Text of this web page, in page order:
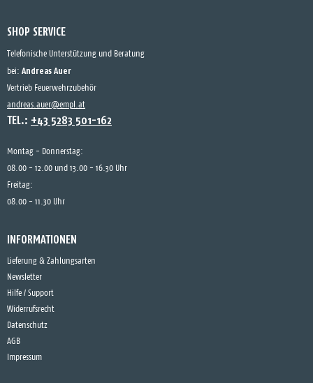
SHOP SERVICE
Telefonische Unterstützung und Beratung
bei: Andreas Auer
Vertrieb Feuerwehrzubehör
andreas.auer@empl.at
TEL.: +43 5283 501-162
Montag - Donnerstag:
08.00 - 12.00 und 13.00 - 16.30 Uhr
Freitag:
08.00 - 11.30 Uhr
INFORMATIONEN
Lieferung & Zahlungsarten
Newsletter
Hilfe / Support
Widerrufsrecht
Datenschutz
AGB
Impressum